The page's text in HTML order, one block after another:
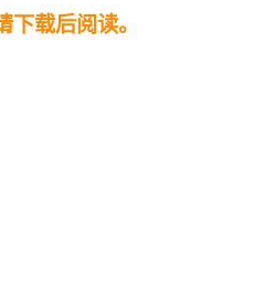
载后阅读。